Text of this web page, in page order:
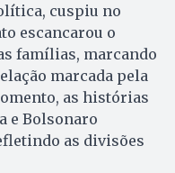
cuspiu no
escancarou o
famílias, marcando
marcada pela
as histórias
e Bolsonaro
as divisões